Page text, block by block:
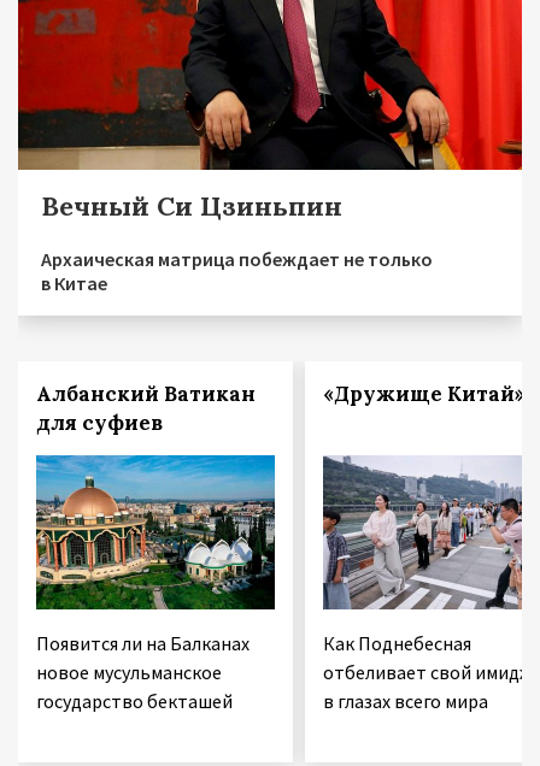
Вечный Си Цзиньпин
Архаическая матрица побеждает не только
в Китае
Албанский Ватикан
для суфиев
Появится ли на Балканах
новое мусульманское
государство бекташей
«Дружище Китай»
Как Поднебесная
отбеливает свой имидж
в глазах всего мира